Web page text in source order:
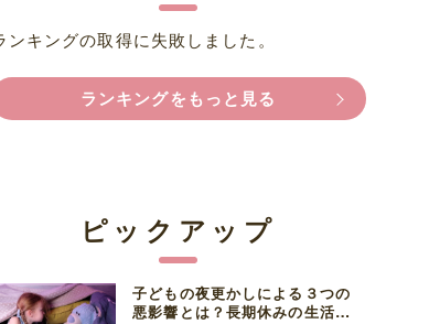
ンキングの取得に失敗しました。
ランキングをもっと見る
ピックアップ
子どもの夜更かしによる３つの
悪影響とは？長期休みの生活リ